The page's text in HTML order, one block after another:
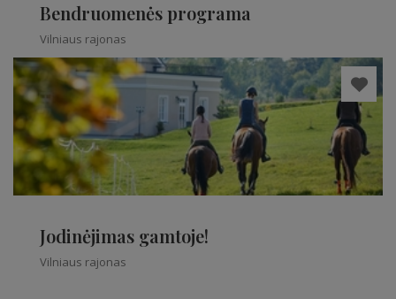
Bendruomenės programa
Vilniaus rajonas
Jodinėjimas gamtoje!
Vilniaus rajonas